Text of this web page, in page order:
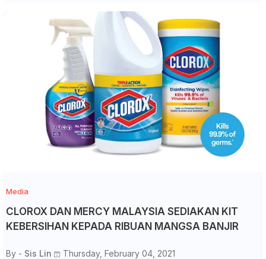
Media
CLOROX DAN MERCY MALAYSIA SEDIAKAN KIT
KEBERSIHAN KEPADA RIBUAN MANGSA BANJIR
By - Sis Lin Thursday, February 04, 2021